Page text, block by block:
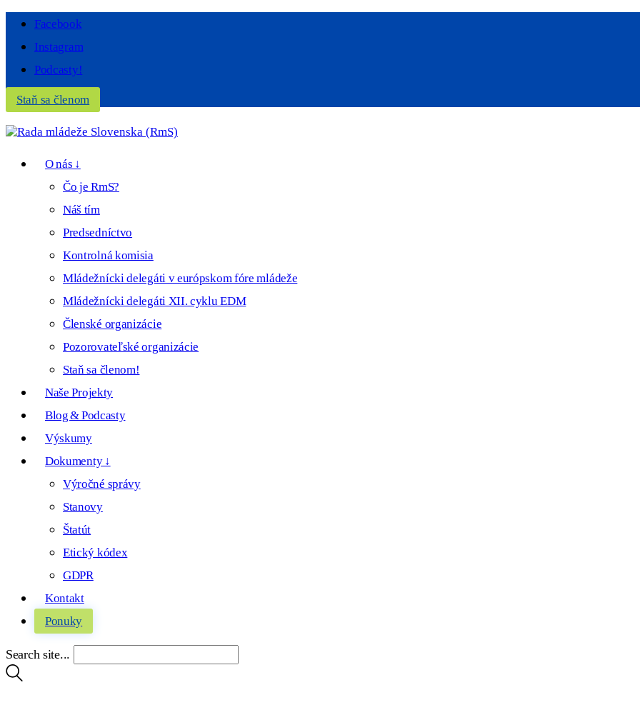
Facebook
Instagram
Podcasty!
Staň sa členom
O nás ↓
Čo je RmS?
Náš tím
Predsedníctvo
Kontrolná komisia
Mládežnícki delegáti v európskom fóre mládeže
Mládežnícki delegáti XII. cyklu EDM
Členské organizácie
Pozorovateľské organizácie
Staň sa členom!
Naše Projekty
Blog & Podcasty
Výskumy
Dokumenty ↓
Výročné správy
Stanovy
Štatút
Etický kódex
GDPR
Kontakt
Ponuky
Search site...